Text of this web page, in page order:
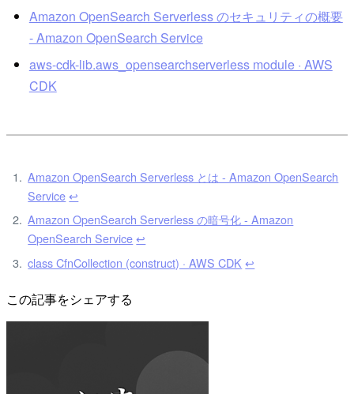
Amazon OpenSearch Serverless のセキュリティの概要
- Amazon OpenSearch Service
aws-cdk-lib.aws_opensearchserverless module · AWS
CDK
Amazon OpenSearch Serverless とは - Amazon OpenSearch
Service ↩
Amazon OpenSearch Serverless の暗号化 - Amazon
OpenSearch Service ↩
class CfnCollection (construct) · AWS CDK ↩
この記事をシェアする